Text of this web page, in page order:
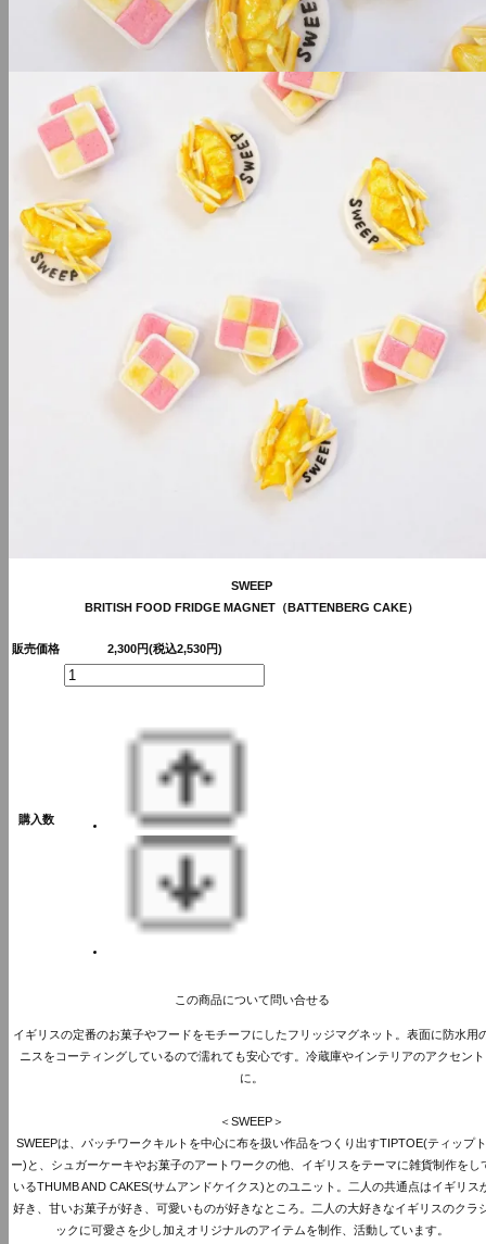
SWEEP
BRITISH FOOD FRIDGE MAGNET（BATTENBERG CAKE）
販売価格 2,300円(税込2,530円)
購入数
この商品について問い合せる
イギリスの定番のお菓子やフードをモチーフにしたフリッジマグネット。表面に防水用
ニスをコーティングしているので濡れても安心です。冷蔵庫やインテリアのアクセント
に。
＜SWEEP＞
SWEEPは、パッチワークキルトを中心に布を扱い作品をつくり出すTIPTOE(ティップト
ー)と、シュガーケーキやお菓子のアートワークの他、イギリスをテーマに雑貨制作をし
いるTHUMB AND CAKES(サムアンドケイクス)とのユニット。二人の共通点はイギリス
好き、甘いお菓子が好き、可愛いものが好きなところ。二人の大好きなイギリスのクラ
ックに可愛さを少し加えオリジナルのアイテムを制作、活動しています。